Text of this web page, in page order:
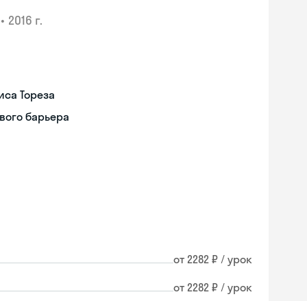
• 2016 г.
Тореза
барьера
от 2282 ₽ / урок
от 2282 ₽ / урок